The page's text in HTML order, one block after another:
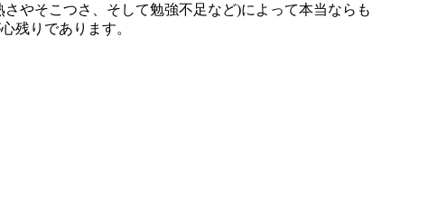
やそこつさ、そして勉強不足など)によって本当ならも
残りであります。